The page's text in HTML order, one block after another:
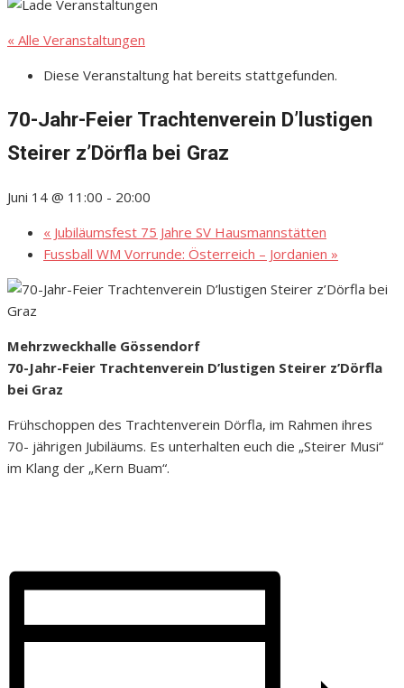
« Alle Veranstaltungen
Diese Veranstaltung hat bereits stattgefunden.
70-Jahr-Feier Trachtenverein D’lustigen
Steirer z’Dörfla bei Graz
Juni 14 @ 11:00 - 20:00
« Jubiläumsfest 75 Jahre SV Hausmannstätten
Fussball WM Vorrunde: Österreich – Jordanien »
Mehrzweckhalle Gössendorf
70-Jahr-Feier Trachtenverein D’lustigen Steirer z’Dörfla
bei Graz
Frühschoppen des Trachtenverein Dörfla, im Rahmen ihres
70- jährigen Jubiläums. Es unterhalten euch die „Steirer Musi“
im Klang der „Kern Buam“.